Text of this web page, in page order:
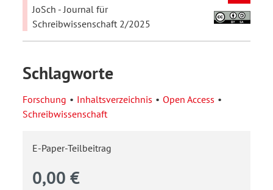
JoSch - Journal für
Schreibwissenschaft 2/2025
Schlagworte
Forschung Inhaltsverzeichnis
Open Access
Schreibwissenschaft
E-Paper-Teilbeitrag
0,00 €